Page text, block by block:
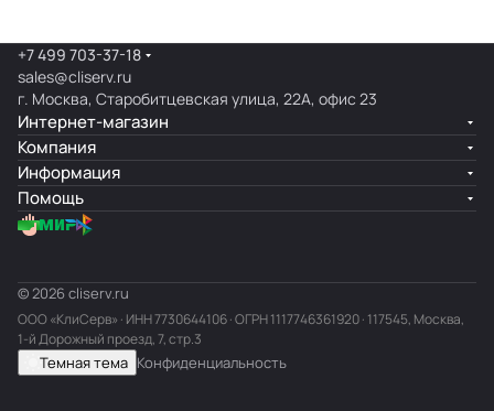
+7 499 703-37-18
sales@cliserv.ru
г. Москва, Старобитцевская улица, 22А, офис 23
Интернет-магазин
Компания
Информация
Помощь
© 2026 cliserv.ru
ООО «КлиСерв» · ИНН7730644106· ОГРН 1117746361920 · 117545, Москва,
1-й Дорожный проезд, 7, стр.3
Темная тема Конфиденциальность